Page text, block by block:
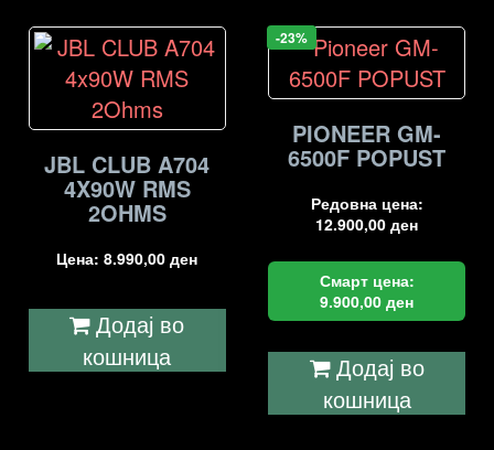
JBL CLUB A704
4X90W RMS
2OHMS
Цена:8.990,00ден
Додај во
кошница
-23%
PIONEER GM-
6500F POPUST
Редовна цена:
12.900,00ден
Смарт цена:
9.900,00ден
Додај во
кошница